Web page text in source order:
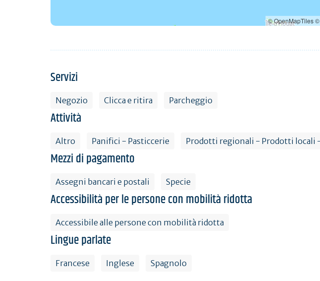
© OpenMapTiles©
Servizi
Negozio Clicca e ritira Parcheggio
Attività
Altro Panifici - Pasticcerie Prodotti regionali - Prodotti locali
Mezzi di pagamento
Assegni bancari e postali Specie
Accessibilità per le persone con mobilità ridotta
Accessibile alle persone con mobilità ridotta
Lingue parlate
Francese Inglese Spagnolo